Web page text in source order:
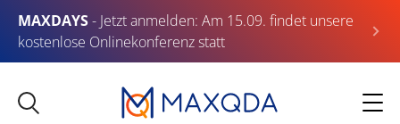
MAXDAYS- Jetzt anmelden: Am 15.09. findet unsere
kostenlose Onlinekonferenz statt